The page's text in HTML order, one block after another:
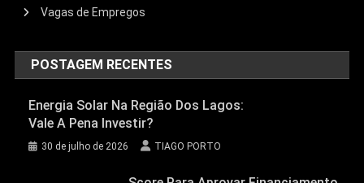
Vagas de Empregos
POSTAGEM RECENTES
Energia Solar Na Região Dos Lagos:
Vale A Pena Investir?
30 de julho de 2026 TIAGO PORTO